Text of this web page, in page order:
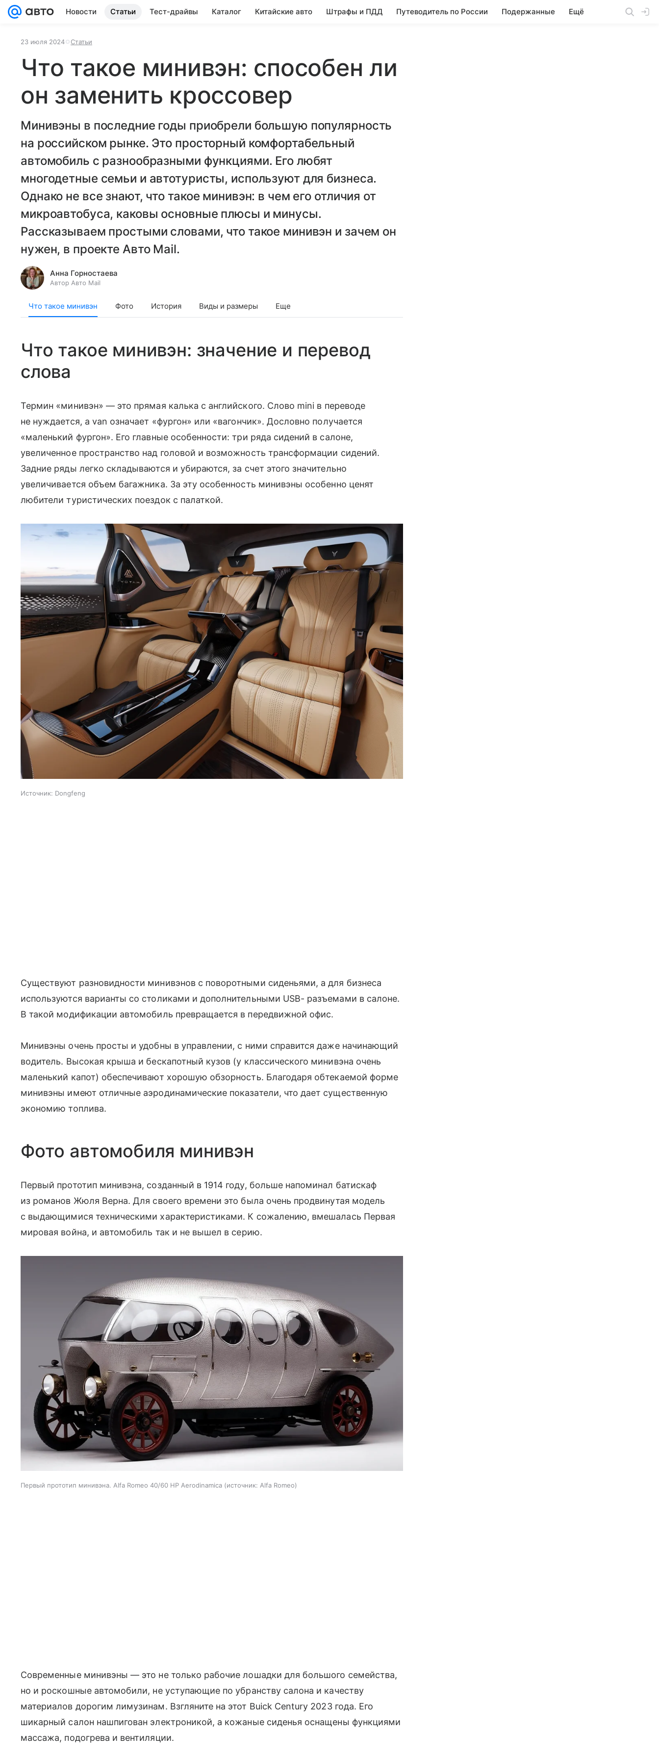
Новости Статьи Тест-драйвы Каталог Китайские авто Штрафы и ПДД Путеводитель по России Подержанные Ещё
23 июля 2024 Статьи
Что такое минивэн: способен ли
он заменить кроссовер
Минивэны в последние годы приобрели большую популярность
на российском рынке. Это просторный комфортабельный
автомобиль с разнообразными функциями. Его любят
многодетные семьи и автотуристы, используют для бизнеса.
Однако не все знают, что такое минивэн: в чем его отличия от
микроавтобуса, каковы основные плюсы и минусы.
Рассказываем простыми словами, что такое минивэн и зачем он
нужен, в проекте Авто Mail.
Анна Горностаева
Автор Авто Mail
Что такое минивэн Фото История Виды и размеры Еще
Что такое минивэн: значение и перевод
слова
Термин «минивэн» — это прямая калька с английского. Слово mini в переводе
не нуждается, а van означает «фургон» или «вагончик». Дословно получается
«маленький фургон». Его главные особенности: три ряда сидений в салоне,
увеличенное пространство над головой и возможность трансформации сидений.
Задние ряды легко складываются и убираются, за счет этого значительно
увеличивается объем багажника. За эту особенность минивэны особенно ценят
любители туристических поездок с палаткой.
Источник: Dongfeng
Существуют разновидности минивэнов с поворотными сиденьями, а для бизнеса
используются варианты со столиками и дополнительными USB- разъемами в салоне.
В такой модификации автомобиль превращается в передвижной офис.
Минивэны очень просты и удобны в управлении, с ними справится даже начинающий
водитель. Высокая крыша и бескапотный кузов (у классического минивэна очень
маленький капот) обеспечивают хорошую обзорность. Благодаря обтекаемой форме
минивэны имеют отличные аэродинамические показатели, что дает существенную
экономию топлива.
Фото автомобиля минивэн
Первый прототип минивэна, созданный в 1914 году, больше напоминал батискаф
из романов Жюля Верна. Для своего времени это была очень продвинутая модель
с выдающимися техническими характеристиками. К сожалению, вмешалась Первая
мировая война, и автомобиль так и не вышел в серию.
Первый прототип минивэна. Alfa Romeo 40/60 HP Aerodinamica источник: Alfa Romeo
Современные минивэны — это не только рабочие лошадки для большого семейства,
но и роскошные автомобили, не уступающие по убранству салона и качеству
материалов дорогим лимузинам. Взгляните на этот Buick Century 2023 года. Его
шикарный салон нашпигован электроникой, а кожаные сиденья оснащены функциями
массажа, подогрева и вентиляции.